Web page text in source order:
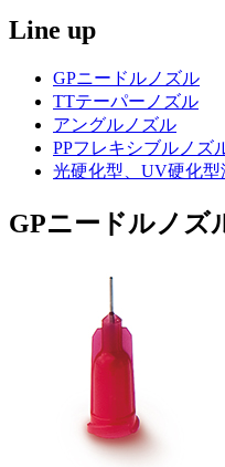
Line up
GPニードルノズル
TTテーパーノズル
アングルノズル
PPフレキシブルノズ
光硬化型、UV硬化
GPニードルノズ